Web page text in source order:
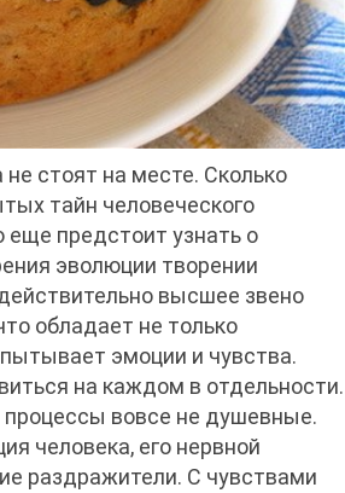
стоят на месте. Сколько
тайн человеческого
еще предстоит узнать о
эволюции творении
высшее звено
обладает не только
эмоции и чувства.
на каждом в отдельности.
процессы вовсе не душевные.
человека, его нервной
раздражители. С чувствами